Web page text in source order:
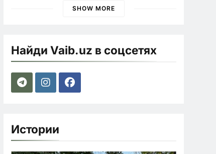
SHOW MORE
Найди Vaib.uz в соцсетях
Истории